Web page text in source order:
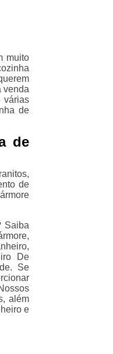
muito
venda
de
de
de
Saiba
De
Se
além
e